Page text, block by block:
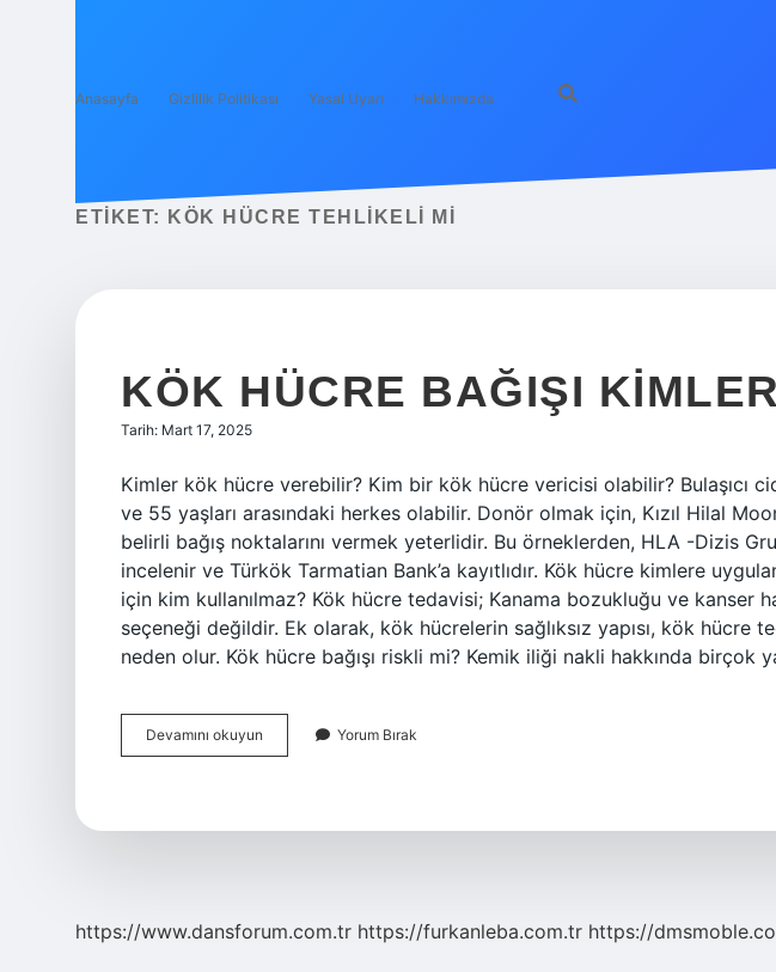
Anasayfa Gizlilik Politikası Yasal Uyarı Hakkımızda
ETIKET: KÖK HÜCRE TEHLIKELI MI
KÖK HÜCRE BAĞIŞI
Tarih: Mart 17, 2025
Kimler kök hücre verebilir? Kim bir kök hücre vericisi olabilir? Bulaşıcı
ve 55 yaşları arasındaki herkes olabilir. Donör olmak için, Kızıl Hilal
belirli bağış noktalarını vermek yeterlidir. Bu örneklerden, HLA -Dizis
incelenir ve Türkök Tarmatian Bank’a kayıtlıdır. Kök hücre kimlere
için kim kullanılmaz? Kök hücre tedavisi; Kanama bozukluğu ve kanser
seçeneği değildir. Ek olarak, kök hücrelerin sağlıksız yapısı, kök hücre
neden olur. Kök hücre bağışı riskli mi? Kemik iliği nakli hakkında birçok
Devamını okuyun
Hücre
Yorum Bırak
https://www.dansforum.com.tr https://furkanleba.com.tr https://